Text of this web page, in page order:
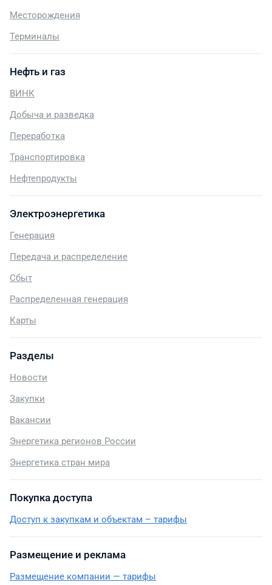
Месторождения
Терминалы
Нефть и газ
ВИНК
Добыча и разведка
Переработка
Транспортировка
Нефтепродукты
Электроэнергетика
Генерация
Передача и распределение
Сбыт
Распределенная генерация
Карты
Разделы
Новости
Закупки
Вакансии
Энергетика регионов России
Энергетика стран мира
Покупка доступа
Доступ к закупкам и объектам – тарифы
Размещение и реклама
Размещение компании — тарифы